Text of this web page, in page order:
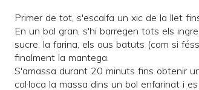
Primer de tot, s'escalfa un xic de la llet
En un bol gran, s'hi barregen tots els
sucre, la farina, els ous batuts (com si
finalment la mantega.
S'amassa durant 20 minuts fins obtenir
col·loca la massa dins un bol enfarinat i